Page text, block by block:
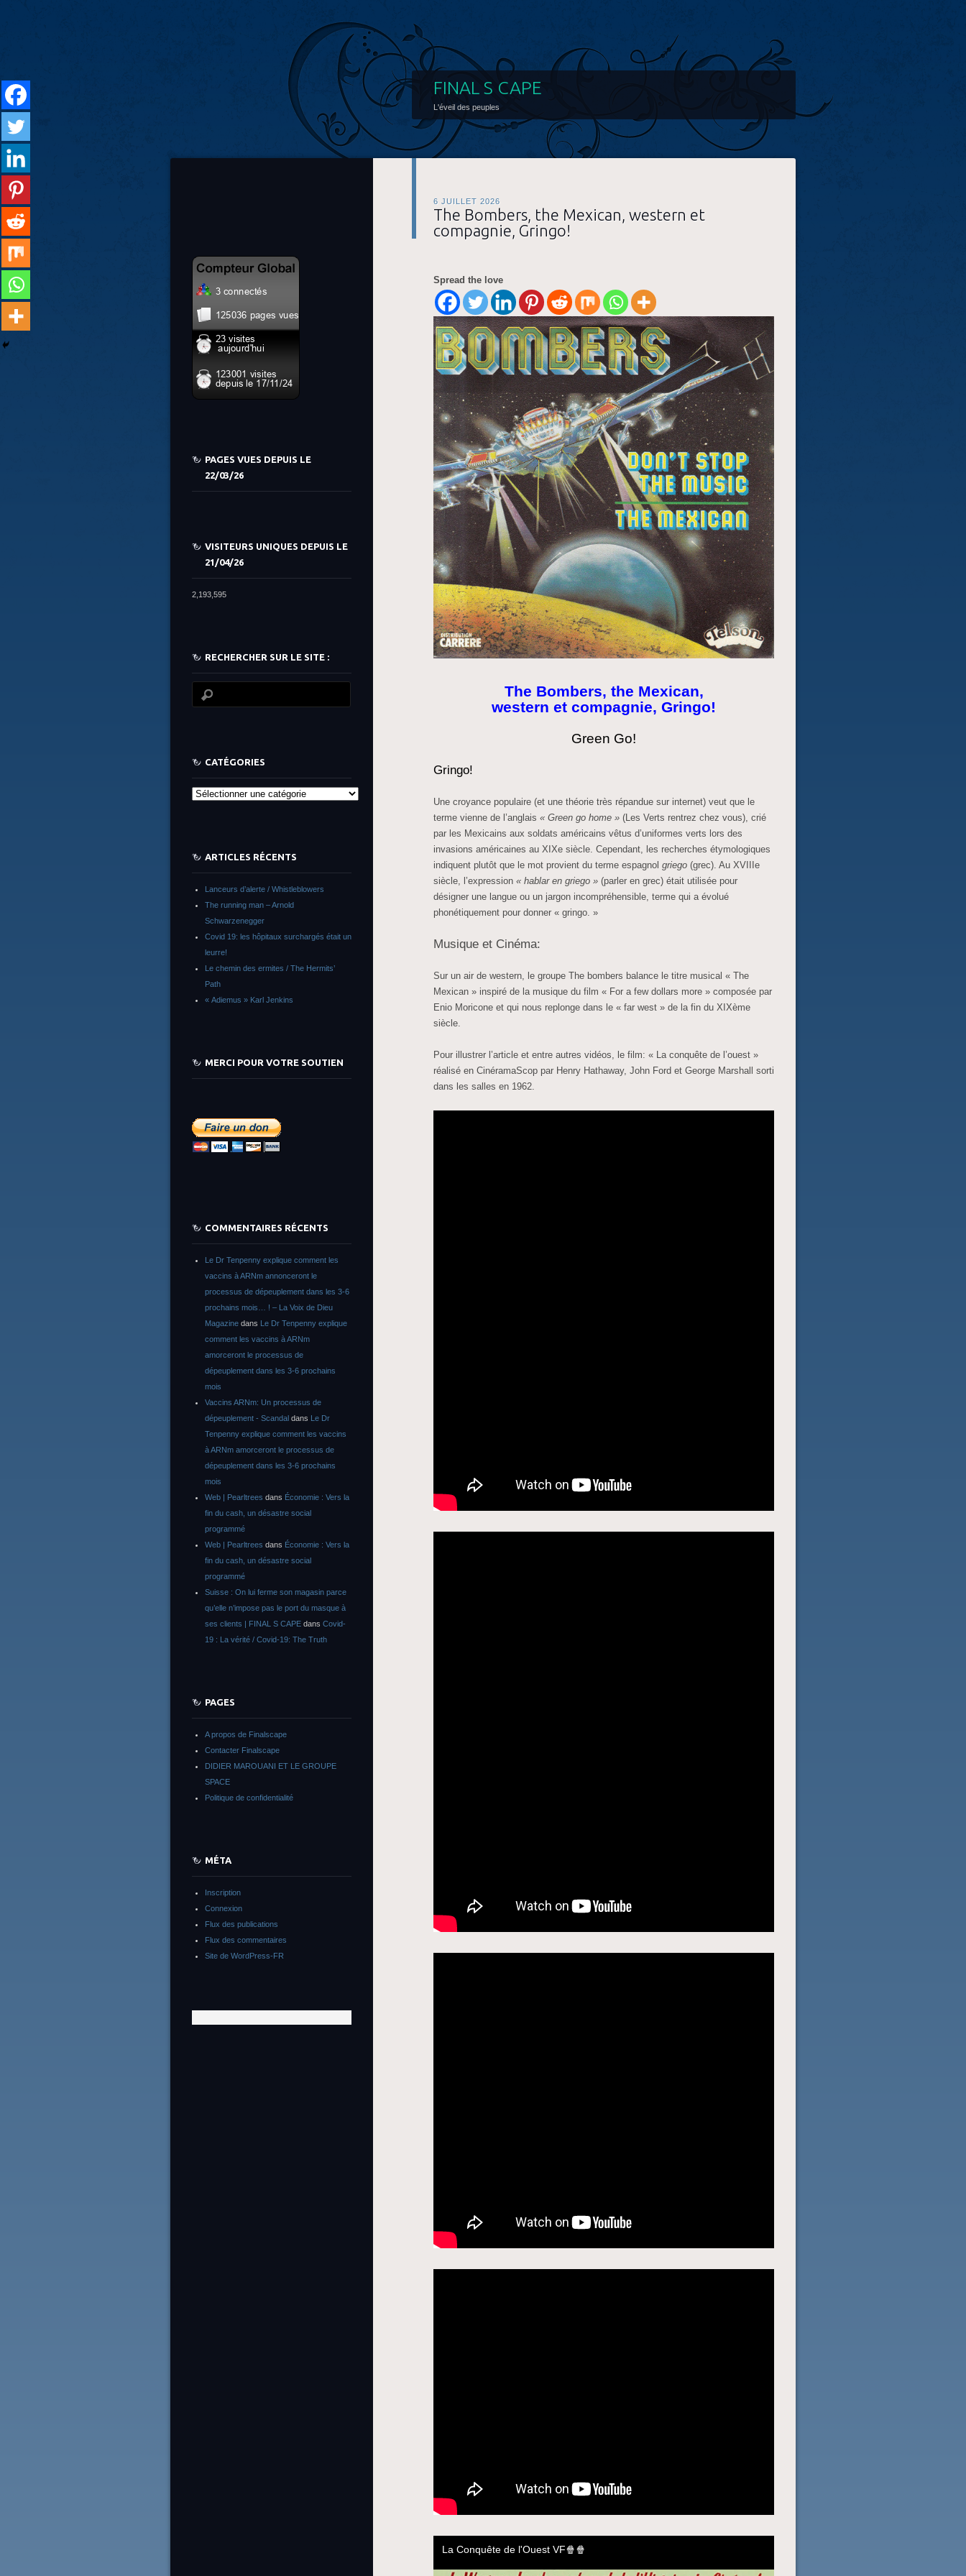
FINAL S CAPE
L'éveil des peuples
6 JUILLET 2026
The Bombers, the Mexican, western et
compagnie, Gringo!
Spread the love
The Bombers, the Mexican,
western et compagnie, Gringo!
Green Go!
Gringo!
Une croyance populaire (et une théorie très répandue sur internet) veut que le
terme vienne de l’anglais « Green go home » (Les Verts rentrez chez vous), crié
par les Mexicains aux soldats américains vêtus d’uniformes verts lors des
invasions américaines au XIXe siècle. Cependant, les recherches étymologiques
indiquent plutôt que le mot provient du terme espagnol griego (grec). Au XVIIIe
siècle, l’expression « hablar en griego » (parler en grec) était utilisée pour
désigner une langue ou un jargon incompréhensible, terme qui a évolué
phonétiquement pour donner « gringo. »
Musique et Cinéma:
Sur un air de western, le groupe The bombers balance le titre musical « The
Mexican » inspiré de la musique du film « For a few dollars more » composée par
Enio Moricone et qui nous replonge dans le « far west » de la fin du XIXème
siècle.
Pour illustrer l’article et entre autres vidéos, le film: « La conquête de l’ouest »
réalisé en CinéramaScop par Henry Hathaway, John Ford et George Marshall sorti
dans les salles en 1962.
PAGES VUES DEPUIS LE
22/03/26
VISITEURS UNIQUES DEPUIS LE
21/04/26
2,193,595
RECHERCHER SUR LE SITE :
CATÉGORIES
Catégories
ARTICLES RÉCENTS
Lanceurs d’alerte / Whistleblowers
The running man – Arnold
Schwarzenegger
Covid 19: les hôpitaux surchargés était un
leurre!
Le chemin des ermites / The Hermits’
Path
« Adiemus » Karl Jenkins
MERCI POUR VOTRE SOUTIEN
COMMENTAIRES RÉCENTS
Le Dr Tenpenny explique comment les
vaccins à ARNm annonceront le
processus de dépeuplement dans les 3-6
prochains mois… ! – La Voix de Dieu
Magazine dans Le Dr Tenpenny explique
comment les vaccins à ARNm
amorceront le processus de
dépeuplement dans les 3-6 prochains
mois
Vaccins ARNm: Un processus de
dépeuplement - Scandal dans Le Dr
Tenpenny explique comment les vaccins
à ARNm amorceront le processus de
dépeuplement dans les 3-6 prochains
mois
Web | Pearltrees dans Économie : Vers la
fin du cash, un désastre social
programmé
Web | Pearltrees dans Économie : Vers la
fin du cash, un désastre social
programmé
Suisse : On lui ferme son magasin parce
qu’elle n’impose pas le port du masque à
ses clients | FINAL S CAPE dans Covid-
19 : La vérité / Covid-19: The Truth
PAGES
A propos de Finalscape
Contacter Finalscape
DIDIER MAROUANI ET LE GROUPE
SPACE
Politique de confidentialité
MÉTA
Inscription
Connexion
Flux des publications
Flux des commentaires
Site de WordPress-FR